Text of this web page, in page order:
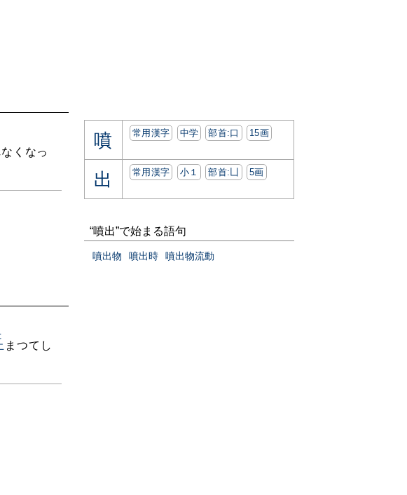
くなっ
まつてし
噴 常用漢字 中学 部首:⼝ 15画
出 常用漢字 小１ 部首:⼐ 5画
“噴出”で始まる語句
噴出物 噴出時 噴出物流動